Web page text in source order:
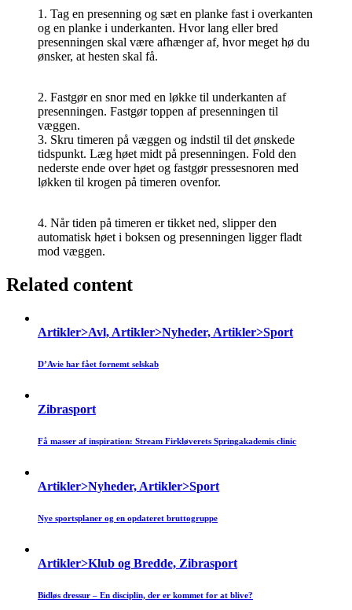
1. Tag en presenning og sæt en planke fast i overkanten
og en planke i underkanten. Hvor lang eller bred
presenningen skal være afhænger af, hvor meget hø du
ønsker, at hesten skal få.
2. Fastgør en snor med en løkke til underkanten af
presenningen. Fastgør toppen af presenningen til
væggen.
3. Skru timeren på væggen og indstil til det ønskede
tidspunkt. Læg høet midt på presenningen. Fold den
nederste ende over høet og fastgør pressesnoren med
løkken til krogen på timeren ovenfor.
4. Når tiden på timeren er tikket ned, slipper den
automatisk høet i boksen og presenningen ligger fladt
mod væggen.
Related content
Artikler>Avl, Artikler>Nyheder, Artikler>Sport
D’Avie har fået fornemt selskab
Zibrasport
Få masser af inspiration: Stream Firkløverets Springakademis clinic
Artikler>Nyheder, Artikler>Sport
Nye sportsplaner og en opdateret bruttogruppe
Artikler>Klub og Bredde, Zibrasport
Bidløs dressur – En disciplin, der er kommet for at blive?